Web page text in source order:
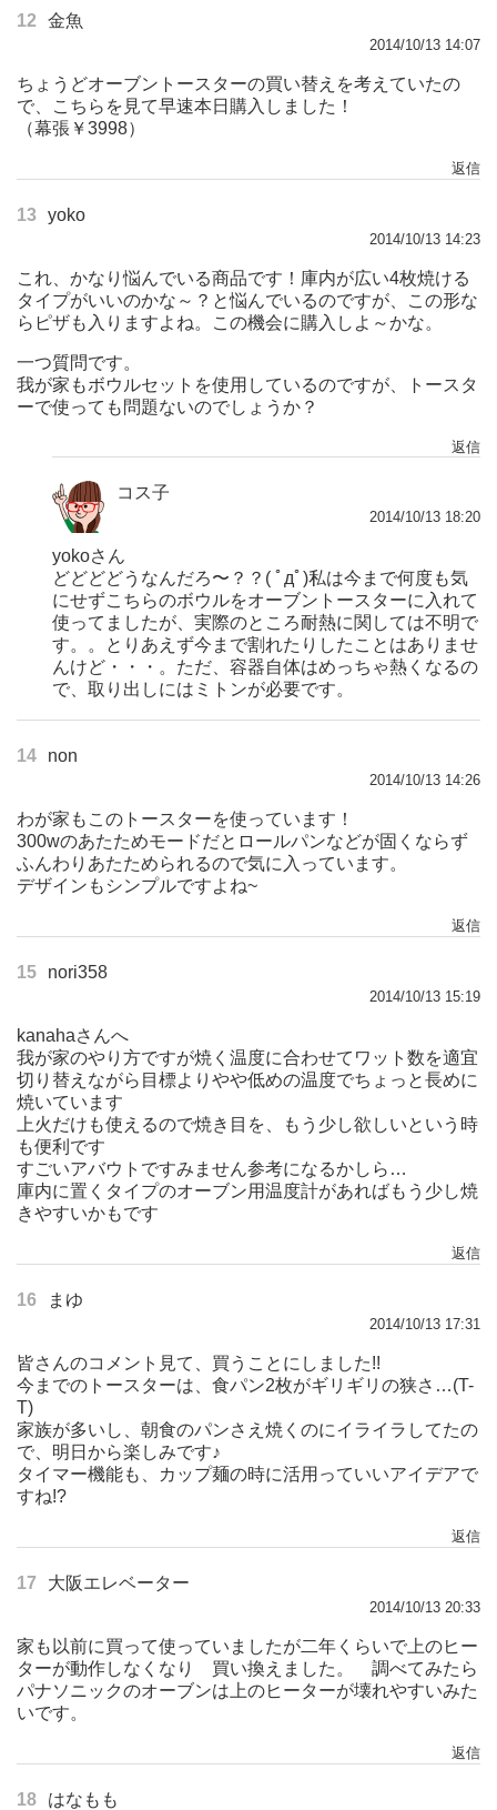
12 金魚
2014/10/13 14:07
ちょうどオーブントースターの買い替えを考えていたの
で、こちらを見て早速本日購入しました！
（幕張￥3998）
返信
13 yoko
2014/10/13 14:23
これ、かなり悩んでいる商品です！庫内が広い4枚焼ける
タイプがいいのかな～？と悩んでいるのですが、この形な
らピザも入りますよね。この機会に購入しよ～かな。
一つ質問です。
我が家もボウルセットを使用しているのですが、トースタ
ーで使っても問題ないのでしょうか？
返信
コス子
2014/10/13 18:20
yokoさん
どどどどうなんだろ〜？？( ﾟдﾟ)私は今まで何度も気
にせずこちらのボウルをオーブントースターに入れて
使ってましたが、実際のところ耐熱に関しては不明で
す。。とりあえず今まで割れたりしたことはありませ
んけど・・・。ただ、容器自体はめっちゃ熱くなるの
で、取り出しにはミトンが必要です。
14 non
2014/10/13 14:26
わが家もこのトースターを使っています！
300wのあたためモードだとロールパンなどが固くならず
ふんわりあたためられるので気に入っています。
デザインもシンプルですよね~
返信
15 nori358
2014/10/13 15:19
kanahaさんへ
我が家のやり方ですが焼く温度に合わせてワット数を適宜
切り替えながら目標よりやや低めの温度でちょっと長めに
焼いています
上火だけも使えるので焼き目を、もう少し欲しいという時
も便利です
すごいアバウトですみません参考になるかしら…
庫内に置くタイプのオーブン用温度計があればもう少し焼
きやすいかもです
返信
16 まゆ
2014/10/13 17:31
皆さんのコメント見て、買うことにしました!!
今までのトースターは、食パン2枚がギリギリの狭さ…(T-
T)
家族が多いし、朝食のパンさえ焼くのにイライラしてたの
で、明日から楽しみです♪
タイマー機能も、カップ麺の時に活用っていいアイデアで
すね!?
返信
17 大阪エレベーター
2014/10/13 20:33
家も以前に買って使っていましたが二年くらいで上のヒー
ターが動作しなくなり 買い換えました。 調べてみたら
パナソニックのオーブンは上のヒーターが壊れやすいみた
いです。
返信
18 はなもも